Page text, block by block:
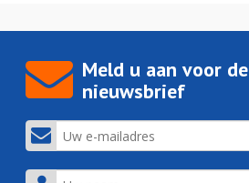
Meld u aan voor de
nieuwsbrief